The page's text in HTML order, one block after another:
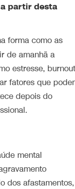
partir desta
forma como as
de amanhã a
estresse,
fatores que
depois do
mental
dos afastamentos,